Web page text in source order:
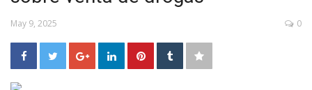
May 9, 2025 0